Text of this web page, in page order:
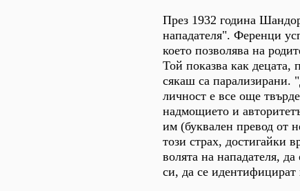
През 1932 година
нападателя". Ференци
което позволява на
Той показва как децата,
сякаш са парализирани.
личност е все още
надмощието и
им (буквален превод от
този страх, достигайки
волята на нападателя,
си, да се